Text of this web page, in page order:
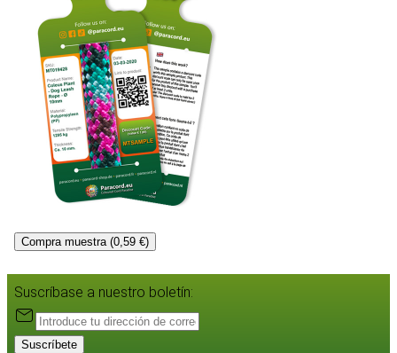
Compra muestra (0,59 €)
Suscríbase a nuestro boletín:
Suscríbete